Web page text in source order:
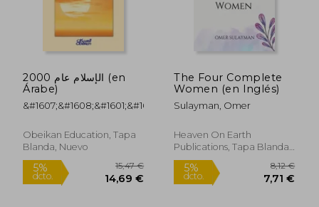
الإسلام عام 2000 (en
Árabe)
&#1607;&#1608;&#1601;&#1605;&#1575;&#160
Obeikan Education, Tapa
Blanda, Nuevo
The Four Complete
Women (en Inglés)
Sulayman, Omer
Heaven On Earth
Publications, Tapa Blanda,
Nuevo